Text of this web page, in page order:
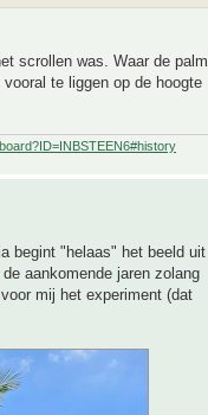
scrollen was. Waar de palm
te liggen op de hoogte
begint "helaas" het beeld uit
aankomende jaren zolang
mij het experiment (dat